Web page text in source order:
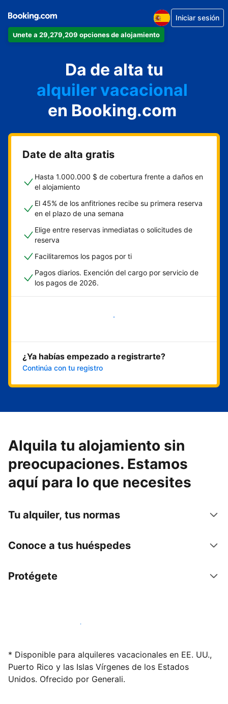
Únete a 29,279,209 opciones de alojamiento
Iniciar sesión
Da de alta tu
apartamento
hotel
alquiler vacacional
hostal o pensión
casa rural
en Booking.com
Date de alta gratis
Hasta 1.000.000 $ de cobertura frente a daños en
el alojamiento
El 45% de los anfitriones recibe su primera reserva
en el plazo de una semana
Elige entre reservas inmediatas o solicitudes de
reserva
Facilitaremos los pagos por ti
Pagos diarios. Exención del cargo por servicio de
los pagos de 2026.
Empieza ahora
¿Ya habías empezado a registrarte?
Continúa con tu registro
Alquila tu alojamiento sin
preocupaciones. Estamos
aquí para lo que necesites
Tu alquiler, tus normas
Conoce a tus huéspedes
Protégete
Alquila tu alojamiento hoy mismo
* Disponible para alquileres vacacionales en EE. UU.,
Puerto Rico y las Islas Vírgenes de los Estados
Unidos. Ofrecido por Generali.